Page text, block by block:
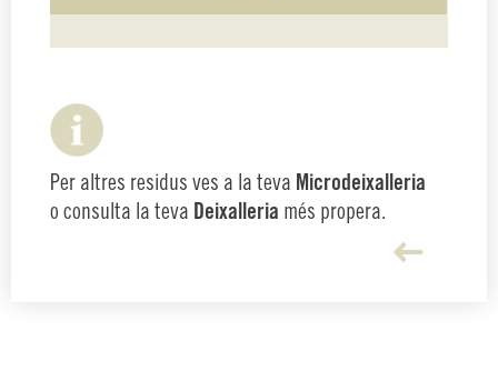
Per altres residus ves a la teva Microdeixalleria
o consulta la teva Deixalleria més propera.